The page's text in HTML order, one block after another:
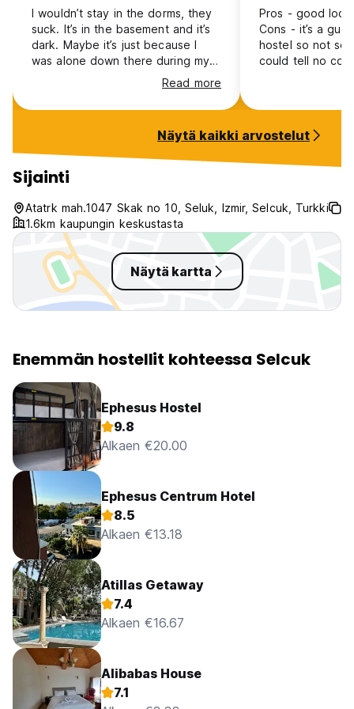
I wouldn’t stay in the dorms, they
suck. It’s in the basement and it’s
dark. Maybe it’s just because I
was alone down there during my
stay but damn. Not social,
wouldn’t stay here in the winter at
least, I bet it’s way better during
Read more
Pros - good
Cons - it’s a
hostel so not
could tell no
iffy
Näytä kaikki arvostelut
Sijainti
Atatrk mah.1047 Skak no 10, Seluk, Izmir, Selcuk, Turkki
1.6km kaupungin keskustasta
Näytä kartta
Enemmän hostellit kohteessa Selcuk
Ephesus Hostel
9.8
Alkaen €20.00
Ephesus Centrum Hotel
8.5
Alkaen €13.18
Atillas Getaway
7.4
Alkaen €16.67
Alibabas House
7.1